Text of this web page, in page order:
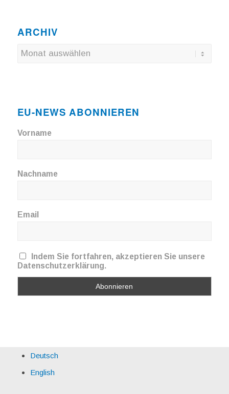
ARCHIV
EU-NEWS ABONNIEREN
Vorname
Nachname
Email
Indem Sie fortfahren, akzeptieren Sie unsere
Datenschutzerklärung.
Deutsch
English